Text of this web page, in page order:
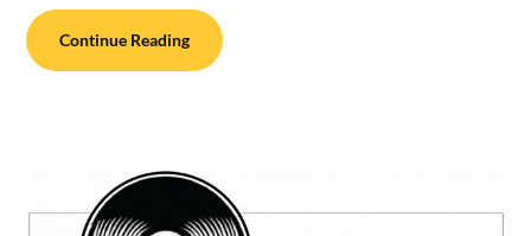
Continue Reading